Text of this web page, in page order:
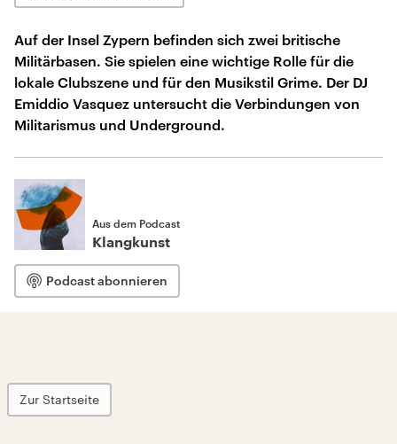
Auf der Insel Zypern befinden sich zwei britische
Militärbasen. Sie spielen eine wichtige Rolle für die
lokale Clubszene und für den Musikstil Grime. Der DJ
Emiddio Vasquez untersucht die Verbindungen von
Militarismus und Underground.
Aus dem Podcast
Klangkunst
Podcast abonnieren
Zur Startseite